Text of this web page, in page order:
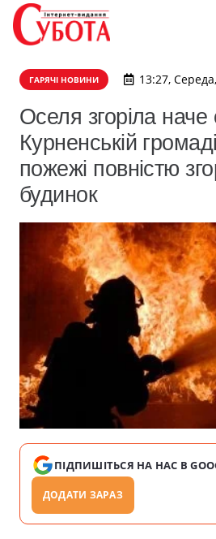
ГАРЯЧІ НОВИНИ 13:27,
Оселя згоріла наче
Курненській
пожежі повністю
будинок
ПІДПИШІТЬСЯ НА НАС В
ДОДАТИ ЗАРАЗ